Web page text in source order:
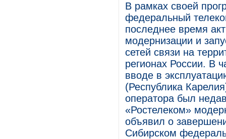
В рамках своей
федеральный
последнее время
модернизации и
сетей связи на
регионах России. В
вводе в
(Республика
оператора был
«Ростелеком»
объявил о
Сибирском